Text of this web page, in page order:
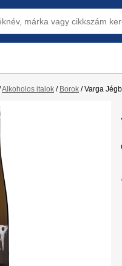
Alkoholos italok / Borok /Varga